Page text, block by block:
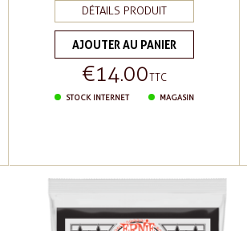
DÉTAILS PRODUIT
AJOUTER AU PANIER
Price
€14.00TTC
STOCK INTERNET MAGASIN